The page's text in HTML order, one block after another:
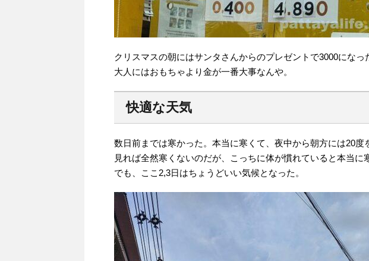
クリスマスの朝にはサンタさんからのプレゼントで3000になっ
大人にはおもちゃより金が一番大事なんや。
快適な天気
数日前までは寒かった。本当に寒くて、夜中から朝方には20度
見れば全然寒くないのだが、こっちに体が慣れていると本当に
でも、ここ2,3日はちょうどいい気候となった。